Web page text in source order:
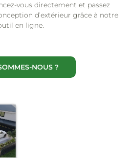
vous directement et passez
d’extérieur grâce à notre
en ligne.
NOUS ?